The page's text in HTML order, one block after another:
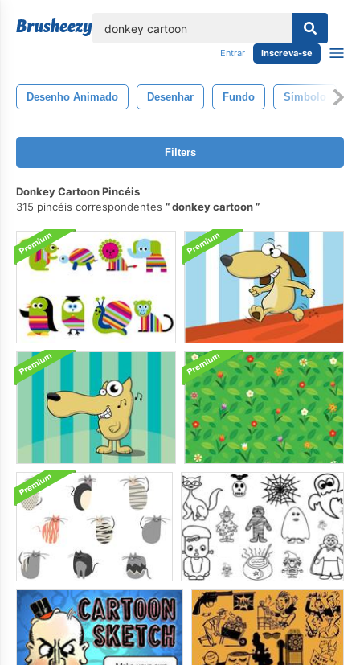
Entrar Inscreva-se
Desenho Animado Desenhar Fundo Símbolo
Filters
Donkey Cartoon Pincéis
315 pincéis correspondentes
donkey cartoon